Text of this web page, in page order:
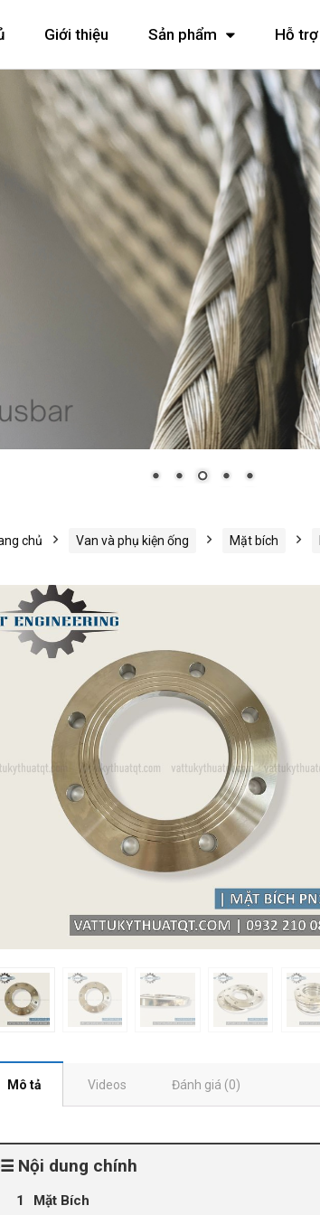
Giới thiệu Sản phẩm Hỗ trợ
chủ Van và phụ kiện ống Mặt bích
Mô tả Videos Đánh giá (0)
Nội dung chính
Mặt Bích